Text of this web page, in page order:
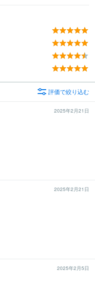
評価で絞り込む
2025年2月21日
2025年2月21日
2025年2月5日